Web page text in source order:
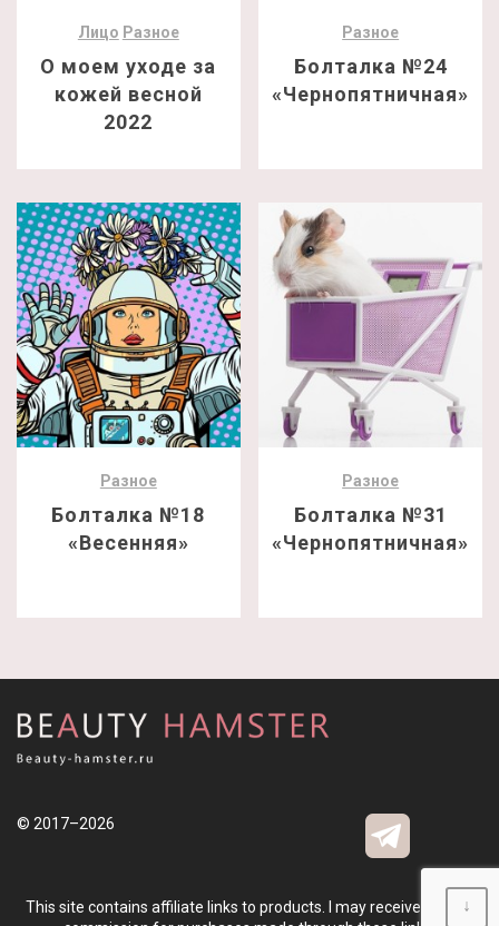
Лицо Разное
О моем уходе за
кожей весной
2022
Разное
Болталка №24
«Чернопятничная»
Разное
Болталка №18
«Весенняя»
Разное
Болталка №31
«Чернопятничная»
© 2017–2026
This site contains affiliate links to products. I may receive a small↓